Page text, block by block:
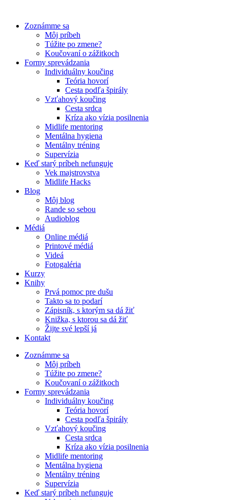
obsah
Zoznámme sa
Môj príbeh
Túžite po zmene?
Koučovaní o zážitkoch
Formy sprevádzania
Individuálny koučing
Teória hovorí
Cesta podľa špirály
Vzťahový koučing
Cesta srdca
Kríza ako vízia posilnenia
Midlife mentoring
Mentálna hygiena
Mentálny tréning
Supervízia
Keď starý príbeh nefunguje
Vek majstrovstva
Midlife Hacks
Blog
Môj blog
Rande so sebou
Audioblog
Médiá
Online médiá
Printové médiá
Videá
Fotogaléria
Kurzy
Knihy
Prvá pomoc pre dušu
Takto sa to podarí
Zápisník, s ktorým sa dá žiť
Knižka, s ktorou sa dá žiť
Žijte své lepší já
Kontakt
Zoznámme sa
Môj príbeh
Túžite po zmene?
Koučovaní o zážitkoch
Formy sprevádzania
Individuálny koučing
Teória hovorí
Cesta podľa špirály
Vzťahový koučing
Cesta srdca
Kríza ako vízia posilnenia
Midlife mentoring
Mentálna hygiena
Mentálny tréning
Supervízia
Keď starý príbeh nefunguje